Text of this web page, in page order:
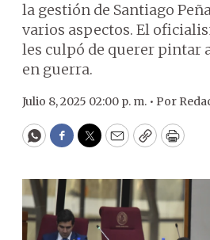
la gestión de Santiago
varios aspectos. El
les culpó de querer pintar
en guerra.
Julio 8, 2025 02:00 p. m. • Por
WhatsApp
Facebook
Twitter
EmailCopyPrint